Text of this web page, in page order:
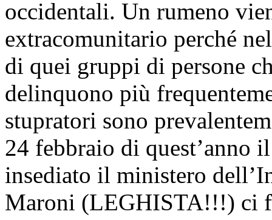
occidentali. Un rumeno
extracomunitario perché
di quei gruppi di persone
delinquono più
stupratori sono
24 febbraio di quest’anno
insediato il ministero
Maroni (LEGHISTA!!!) ci